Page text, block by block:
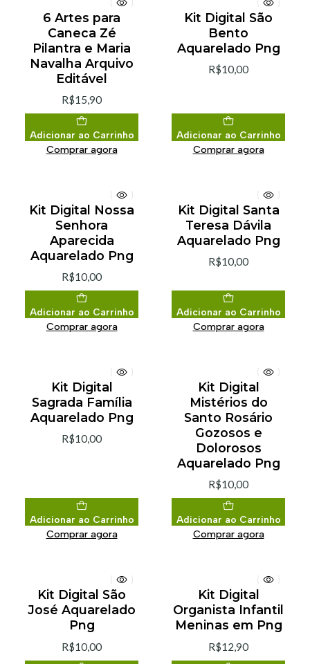
6 Artes para
Caneca Zé
Pilantra e Maria
Navalha Arquivo
Editável
R$15,90
Adicionar ao Carrinho
Comprar agora
Kit Digital São
Bento
Aquarelado Png
R$10,00
Adicionar ao Carrinho
Comprar agora
Kit Digital Nossa
Senhora
Aparecida
Aquarelado Png
R$10,00
Adicionar ao Carrinho
Comprar agora
Kit Digital Santa
Teresa Dávila
Aquarelado Png
R$10,00
Adicionar ao Carrinho
Comprar agora
Kit Digital
Sagrada Família
Aquarelado Png
R$10,00
Adicionar ao Carrinho
Comprar agora
Kit Digital
Mistérios do
Santo Rosário
Gozosos e
Dolorosos
Aquarelado Png
R$10,00
Adicionar ao Carrinho
Comprar agora
Kit Digital São
José Aquarelado
Png
R$10,00
Kit Digital
Organista Infantil
Meninas em Png
R$12,90